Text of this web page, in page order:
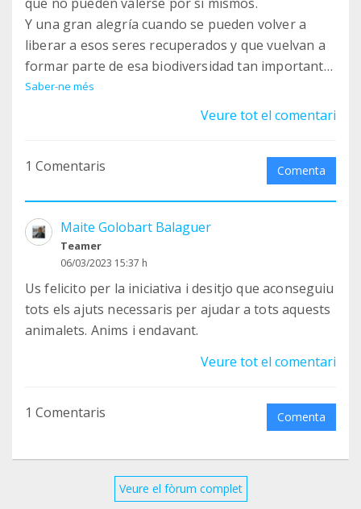
Y una gran alegría cuando se pueden volver a
liberar a esos seres recuperados y que vuelvan a
formar parte de esa biodiversidad tan importante
para todos.
Muchas gracias por vuestro trabajo, es muy
Saber-ne més
Veure tot el comentari
1 Comentaris Comenta
Maite Golobart Balaguer
Teamer
06/03/2023 15:37 h
Us felicito per la iniciativa i desitjo que aconseguiu
tots els ajuts necessaris per ajudar a tots aquests
animalets. Anims i endavant.
Veure tot el comentari
1 Comentaris Comenta
Veure el fòrum complet